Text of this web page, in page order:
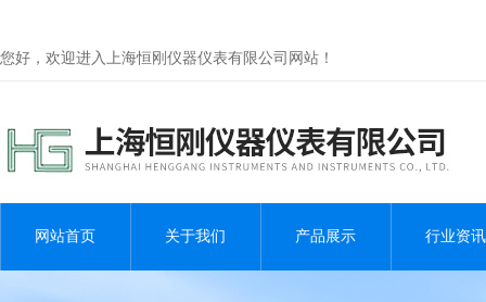
您好，欢迎进入上海恒刚仪器仪表有限公司网站！
网站首页 关于我们 产品展示 行业资讯